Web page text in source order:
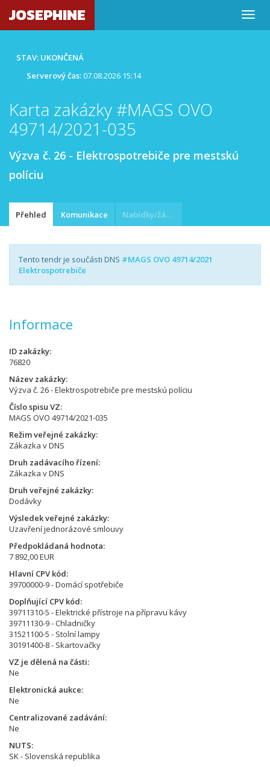
JOSEPHINE
STAV: UKONČENÁ
Serverový čas:07.08.2026 15:14
Karta zakázky #MAGS OVO
49714/2021-035
Výzva č. 26 - Elektrospotrebiče pre mestskú
políciu
Přehled Komunikace Nabídky/žádosti
Tento tendr je součásti DNS #MAGS OVO 49714/2021
Elektrospotrebiče
Informace
ID zakázky
76820
Název zakázky
Výzva č. 26 - Elektrospotrebiče pre mestskú políciu
Číslo spisu VZ
MAGS OVO 49714/2021-035
Režim veřejné zakázky
Zákazka v DNS
Druh zadávacího řízení
Zákazka v DNS
Druh veřejné zakázky
Dodávky
Výsledek veřejné zakázky
Uzavření jednorázové smlouvy
Předpokládaná hodnota
7 892,00 EUR
Hlavní CPV kód
39700000-9 - Domácí spotřebiče
Doplňující CPV kód
39711310-5 - Elektrické přístroje na přípravu kávy
39711130-9 - Chladničky
31521100-5 - Stolní lampy
30191400-8 - Skartovačky
VZ je dělená na části
Ne
Elektronická aukce
Ne
Centralizované zadávání
Ne
NUTS
SK - Slovenská republika